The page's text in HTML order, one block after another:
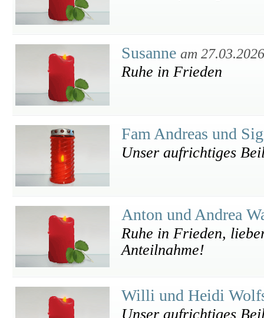
Susanne am 27.03.2026
Ruhe in Frieden
Fam Andreas und
Unser aufrichtiges
Anton und Andrea
Ruhe in Frieden,
Anteilnahme!
Willi und Heidi
Unser aufrichtiges